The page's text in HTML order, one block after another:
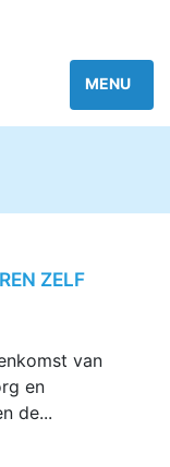
ZELF
van
en
de...